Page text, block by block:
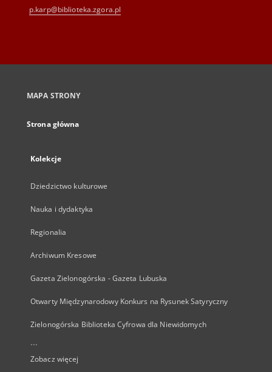
p.karp@biblioteka.zgora.pl
MAPA STRONY
Strona główna
Kolekcje
Dziedzictwo kulturowe
Nauka i dydaktyka
Regionalia
Archiwum Kresowe
Gazeta Zielonogórska - Gazeta Lubuska
Otwarty Międzynarodowy Konkurs na Rysunek Satyryczny
Zielonogórska Biblioteka Cyfrowa dla Niewidomych
...
Zobacz więcej